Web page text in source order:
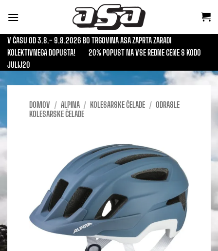
V ČASU OD 3.8.- 9.8.2026 BO TRGOVINA ASA ZAPRTA ZARADI
KOLEKTIVNEGA DOPUSTA!
20% POPUST NA VSE REDNE CENE S KODO
JULIJ20
DOMOV / ALPINA / KOLESARSKE ČELADE / ODRASLE
KOLESARSKE ČELADE